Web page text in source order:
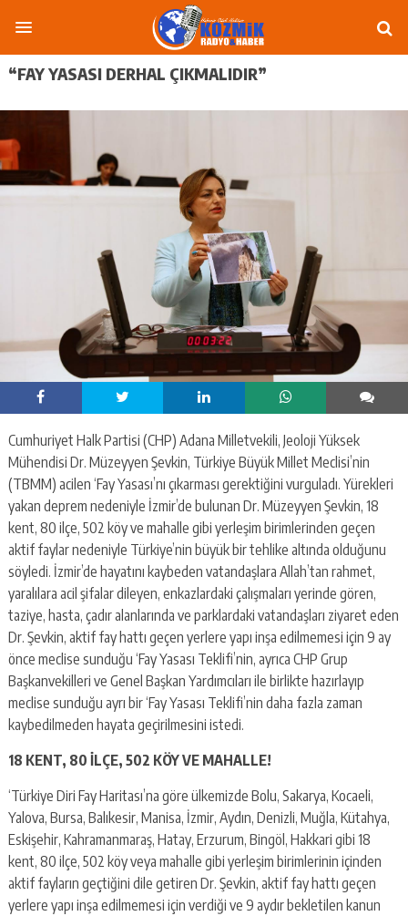
“FAY YASASI DERHAL ÇIKMALIDIR”
Cumhuriyet Halk Partisi (CHP) Adana Milletvekili, Jeoloji Yüksek
Mühendisi Dr. Müzeyyen Şevkin, Türkiye Büyük Millet Meclisi’nin
(TBMM) acilen ‘Fay Yasası’nı çıkarması gerektiğini vurguladı. Yürekleri
yakan deprem nedeniyle İzmir’de bulunan Dr. Müzeyyen Şevkin, 18
kent, 80 ilçe, 502 köy ve mahalle gibi yerleşim birimlerinden geçen
aktif faylar nedeniyle Türkiye’nin büyük bir tehlike altında olduğunu
söyledi. İzmir’de hayatını kaybeden vatandaşlara Allah’tan rahmet,
yaralılara acil şifalar dileyen, enkazlardaki çalışmaları yerinde gören,
taziye, hasta, çadır alanlarında ve parklardaki vatandaşları ziyaret eden
Dr. Şevkin, aktif fay hattı geçen yerlere yapı inşa edilmemesi için 9 ay
önce meclise sunduğu ‘Fay Yasası Teklifi’nin, ayrıca CHP Grup
Başkanvekilleri ve Genel Başkan Yardımcıları ile birlikte hazırlayıp
meclise sunduğu ayrı bir ‘Fay Yasası Teklifi’nin daha fazla zaman
kaybedilmeden hayata geçirilmesini istedi.
18 KENT, 80 İLÇE, 502 KÖY VE MAHALLE!
‘Türkiye Diri Fay Haritası’na göre ülkemizde Bolu, Sakarya, Kocaeli,
Yalova, Bursa, Balıkesir, Manisa, İzmir, Aydın, Denizli, Muğla, Kütahya,
Eskişehir, Kahramanmaraş, Hatay, Erzurum, Bingöl, Hakkari gibi 18
kent, 80 ilçe, 502 köy veya mahalle gibi yerleşim birimlerinin içinden
aktif fayların geçtiğini dile getiren Dr. Şevkin, aktif fay hattı geçen
yerlere yapı inşa edilmemesi için verdiği ve 9 aydır bekletilen kanun